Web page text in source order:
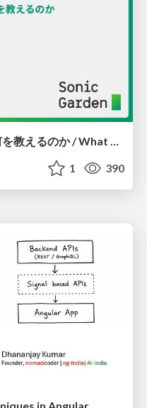
AIがコードを書く時代に、何を教えるのか / What Should We Teach in the Age of AI-Generated Code?
1 390